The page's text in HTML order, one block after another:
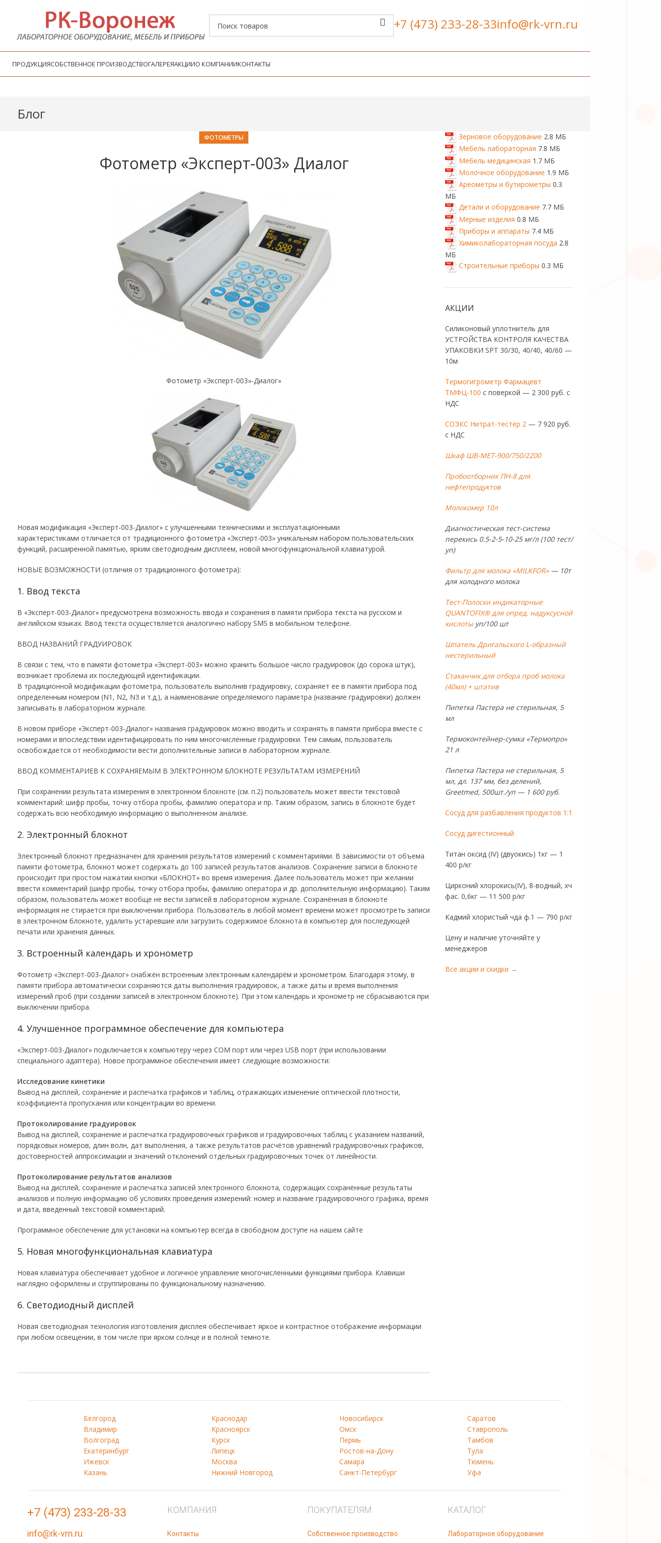
+7 (473) 233-28-33info@rk-vrn.ru
ПРОДУКЦИЯСОБСТВЕННОЕ ПРОИЗВОДСТВОГАЛЕРЕЯАКЦИИО КОМПАНИИКОНТАКТЫ
Блог
ФОТОМЕТРЫ
Фотометр «Эксперт-003» Диалог
Фотометр «Эксперт-003»-Диалог»
Новая модификация «Эксперт-003-Диалог» с улучшенными техническими и эксплуатационными
характеристиками отличается от традиционного фотометра «Эксперт-003» уникальным набором пользовательских
функций, расширенной памятью, ярким светодиодным дисплеем, новой многофункциональной клавиатурой.
НОВЫЕ ВОЗМОЖНОСТИ (отличия от традиционного фотометра):
1. Ввод текста
В «Эксперт-003-Диалог» предусмотрена возможность ввода и сохранения в памяти прибора текста на русском и
английском языках. Ввод текста осуществляется аналогично набору SMS в мобильном телефоне.
ВВОД НАЗВАНИЙ ГРАДУИРОВОК
В связи с тем, что в памяти фотометра «Эксперт-003» можно хранить большое число градуировок (до сорока штук),
возникает проблема их последующей идентификации.
В традиционной модификации фотометра, пользователь выполнив градуировку, сохраняет ее в памяти прибора под
определенным номером (N1, N2, N3 и т.д.), а наименование определяемого параметра (название градуировки) должен
записывать в лабораторном журнале.
В новом приборе «Эксперт-003-Диалог» названия градуировок можно вводить и сохранять в памяти прибора вместе с
номерами и впоследствии идентифицировать по ним многочисленные градуировки. Тем самым, пользователь
освобождается от необходимости вести дополнительные записи в лабораторном журнале.
ВВОД КОММЕНТАРИЕВ К СОХРАНЯЕМЫМ В ЭЛЕКТРОННОМ БЛОКНОТЕ РЕЗУЛЬТАТАМ ИЗМЕРЕНИЙ
При сохранении результата измерения в электронном блокноте (см. п.2) пользователь может ввести текстовой
комментарий: шифр пробы, точку отбора пробы, фамилию оператора и пр. Таким образом, запись в блокноте будет
содержать всю необходимую информацию о выполненном анализе.
2. Электронный блокнот
Электронный блокнот предназначен для хранения результатов измерений с комментариями. В зависимости от объема
памяти фотометра, блокнот может содержать до 100 записей результатов анализов. Сохранение записи в блокноте
происходит при простом нажатии кнопки «БЛОКНОТ» во время измерения. Далее пользователь может при желании
ввести комментарий (шифр пробы, точку отбора пробы, фамилию оператора и др. дополнительную информацию). Таким
образом, пользователь может вообще не вести записей в лабораторном журнале. Сохранённая в блокноте
информация не стирается при выключении прибора. Пользователь в любой момент времени может просмотреть записи
в электронном блокноте, удалить устаревшие или загрузить содержимое блокнота в компьютер для последующей
печати или хранения данных.
3. Встроенный календарь и хронометр
Фотометр «Эксперт-003-Диалог» снабжён встроенным электронным календарём и хронометром. Благодаря этому, в
памяти прибора автоматически сохраняются даты выполнения градуировок, а также даты и время выполнения
измерений проб (при создании записей в электронном блокноте). При этом календарь и хронометр не сбрасываются при
выключении прибора.
4. Улучшенное программное обеспечение для компьютера
«Эксперт-003-Диалог» подключается к компьютеру через COM порт или через USB порт (при использовании
специального адаптера). Новое программное обеспечения имеет следующие возможности:
Исследование кинетики
Вывод на дисплей, сохранение и распечатка графиков и таблиц, отражающих изменение оптической плотности,
коэффициента пропускания или концентрации во времени.
Протоколирование градуировок
Вывод на дисплей, сохранение и распечатка градуировочных графиков и градуировочных таблиц с указанием названий,
порядковых номеров, длин волн, дат выполнения, а также результатов расчётов уравнений градуировочных графиков,
достоверностей аппроксимации и значений отклонений отдельных градуировочных точек от линейности.
Протоколирование результатов анализов
Вывод на дисплей, сохранение и распечатка записей электронного блокнота, содержащих сохранённые результаты
анализов и полную информацию об условиях проведения измерений: номер и название градуировочного графика, время
и дата, введенный текстовой комментарий.
Программное обеспечение для установки на компьютер всегда в свободном доступе на нашем сайте
5. Новая многофункциональная клавиатура
Новая клавиатура обеспечивает удобное и логичное управление многочисленными функциями прибора. Клавиши
наглядно оформлены и сгруппированы по функциональному назначению.
6. Светодиодный дисплей
Новая светодиодная технология изготовления дисплея обеспечивает яркое и контрастное отображение информации
при любом освещении, в том числе при ярком солнце и в полной темноте.
Зерновое оборудование 2.8 МБ
Мебель лабораторная 7.8 МБ
Мебель медицинская 1.7 МБ
Молочное оборудование 1.9 МБ
Ареометры и бутирометры 0.3
МБ
Детали и оборудование 7.7 МБ
Мерные изделия 0.8 МБ
Приборы и аппараты 7.4 МБ
Химиколабораторная посуда 2.8
МБ
Строительные приборы 0.3 МБ
АКЦИИ
Силиконовый уплотнитель для
УСТРОЙСТВА КОНТРОЛЯ КАЧЕСТВА
УПАКОВКИ SPT 30/30, 40/40, 40/60 —
10м
Термогигрометр Фармацевт
ТМФЦ-100 с поверкой — 2 300 руб. с
НДС
СОЭКС Нитрат-тестер 2 — 7 920 руб.
с НДС
Шкаф ШВ-МЕТ-900/750/2200
Пробоотборник ПН-8 для
нефтепродуктов
Молокомер 10л
Диагностическая тест-система
перекись 0.5-2-5-10-25 мг/л (100 тест/
уп)
Фильтр для молока «MILKFOR»— 10т
для холодного молока
Тест-Полоски индикаторные
QUANTOFIX® для опред. надуксусной
кислотыуп/100 шт
Шпатель Дригальского L-образный
нестерильный
Стаканчик для отбора проб молока
(40мл) + штатив
Пипетка Пастера не стерильная, 5
мл
Термоконтейнер-сумка «Термопро»
21 л
Пипетка Пастера не стерильная, 5
мл, дл. 137 мм, без делений,
Greetmed, 500шт./уп — 1 600 руб.
Сосуд для разбавления продуктов 1:1
Сосуд дигестионный
Титан оксид (IV) (двуокись) 1кг — 1
400 р/кг
Цирконий хлорокись(IV), 8-водный, хч
фас. 0,6кг — 11 500 р/кг
Кадмий хлористый чда ф.1 — 790 р/кг
Цену и наличие уточняйте у
менеджеров
Все акции и скидки →
Белгород
Владимир
Волгоград
Екатеринбург
Ижевск
Казань
Краснодар
Красноярск
Курск
Липецк
Москва
Нижний Новгород
Новосибирск
Омск
Пермь
Ростов-на-Дону
Самара
Санкт-Петербург
Саратов
Ставрополь
Тамбов
Тула
Тюмень
Уфа
+7 (473) 233-28-33
info@rk-vrn.ru
КОМПАНИЯ
Контакты
ПОКУПАТЕЛЯМ
Собственное производство
КАТАЛОГ
Лабораторное оборудование